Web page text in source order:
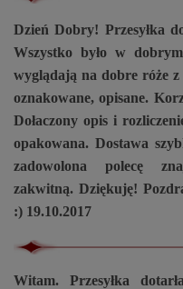
Dzień Dobry! Przesyłka
Wszystko było w
wyglądają na dobre róże
oznakowane, opisane.
Dołaczony opis i
opakowana. Dostawa
zadowolona polecę
zakwitną. Dziękuję!
:) 19.10.2017
Witam. Przesyłka